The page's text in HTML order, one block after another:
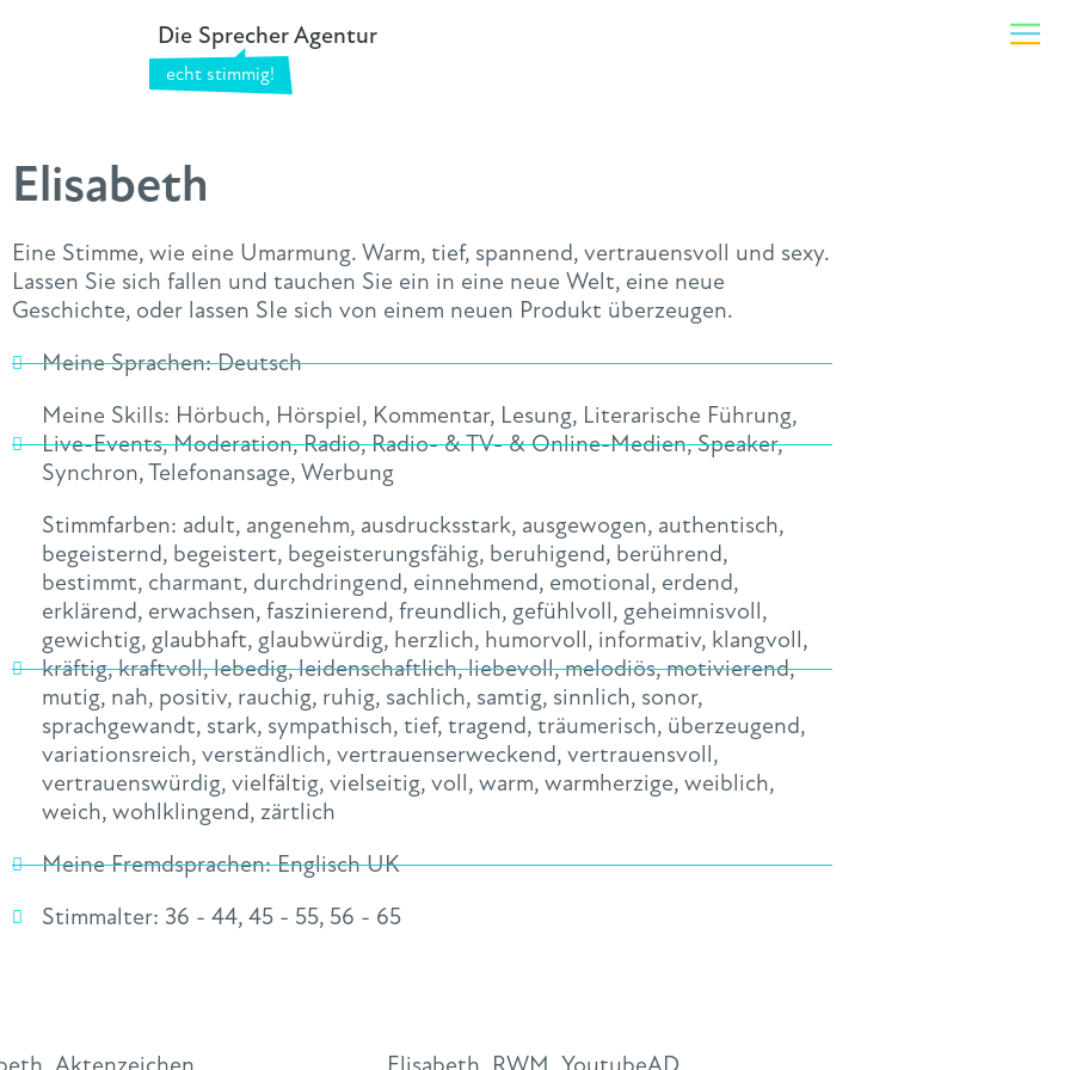
Die Sprecher Agentur
Elisabeth
Eine Stimme, wie eine Umarmung. Warm, tief, spannend, vertrauensvoll und sexy.
Lassen Sie sich fallen und tauchen Sie ein in eine neue Welt, eine neue
Geschichte, oder lassen SIe sich von einem neuen Produkt überzeugen.
Meine Sprachen:Deutsch
Meine Skills: Hörbuch, Hörspiel, Kommentar, Lesung, Literarische Führung,
Live-Events,Moderation,Radio,Radio- & TV- & Online-Medien,Speaker,
Synchron,Telefonansage, Werbung
Stimmfarben: adult, angenehm, ausdrucksstark, ausgewogen, authentisch,
begeisternd, begeistert, begeisterungsfähig, beruhigend, berührend,
bestimmt, charmant, durchdringend, einnehmend, emotional, erdend,
erklärend, erwachsen, faszinierend, freundlich, gefühlvoll, geheimnisvoll,
gewichtig, glaubhaft, glaubwürdig, herzlich, humorvoll, informativ, klangvoll,
kräftig,kraftvoll,lebedig,leidenschaftlich,liebevoll,melodiös,motivierend,
mutig, nah, positiv, rauchig, ruhig, sachlich, samtig, sinnlich, sonor,
sprachgewandt, stark, sympathisch, tief, tragend, träumerisch, überzeugend,
variationsreich, verständlich, vertrauenserweckend, vertrauensvoll,
vertrauenswürdig, vielfältig, vielseitig, voll, warm, warmherzige, weiblich,
weich, wohlklingend, zärtlich
Meine Fremdsprachen:Englisch UK
Stimmalter: 36 - 44, 45 - 55, 56 - 65